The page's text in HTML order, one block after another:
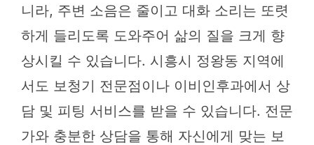
니라, 주변 소음은 줄이고 대화 소리는 또렷
하게 들리도록 도와주어 삶의 질을 크게 향
상시킬 수 있습니다. 시흥시 정왕동 지역에
서도 보청기 전문점이나 이비인후과에서 상
담 및 피팅 서비스를 받을 수 있습니다. 전문
가와 충분한 상담을 통해 자신에게 맞는 보